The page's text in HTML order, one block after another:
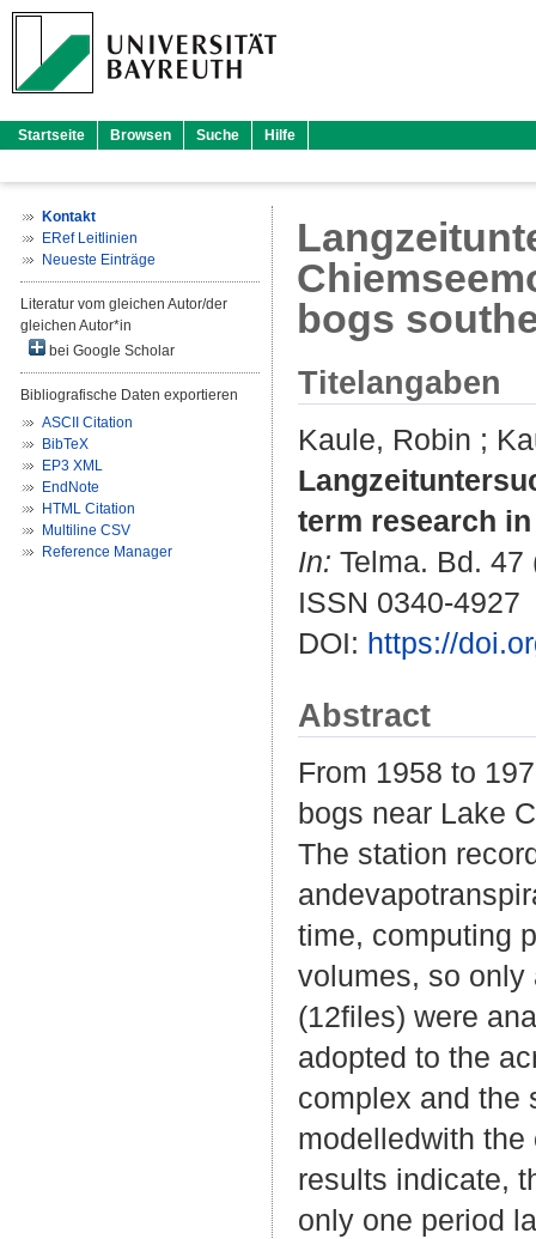
Startseite Browsen Suche Hilfe
Kontakt
ERef Leitlinien
Neueste Einträge
Literatur vom gleichen Autor/der
gleichen Autor*in
bei Google Scholar
Bibliografische Daten exportieren
ASCII Citation
BibTeX
EP3 XML
EndNote
HTML Citation
Multiline CSV
Reference Manager
bogs
Titelangaben
Kaule, Robin ;
term research
In: Telma. Bd. 47
ISSN 0340-4927
DOI: https://
Abstract
From 1958 to
bogs near Lake
The station
time, computing
volumes, so only
(12files) were
adopted to the
complex and the
modelledwith
results indicate,
only one period